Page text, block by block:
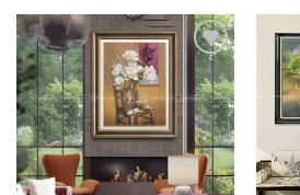
Add to
Wishlist